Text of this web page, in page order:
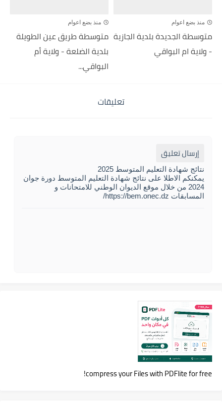
منذ بضع اعوام
متوسطة الجديدة بلدية الجازية
- ولاية ام البواقي
منذ بضع اعوام
متوسطة طريق عين الطويلة
بلدية الضلعة - ولاية أم
البواقي...
تعليقات
إرسال تعليق
نتائج شهادة التعليم المتوسط 2025
يمكنكم الاطلا على نتائج شهادة التعليم المتوسط دورة جوان
2024 من خلال موقع الديوان الوطني للامتحانات و
المسابقات https://bem.onec.dz/
compress your Files with PDFlite for free!